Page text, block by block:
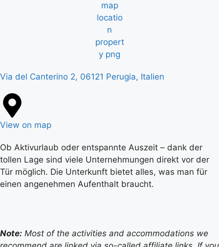
Via del Canterino 2, 06121 Perugia, Italien
View on map
Ob Aktivurlaub oder entspannte Auszeit – dank der
tollen Lage sind viele Unternehmungen direkt vor der
Tür möglich. Die Unterkunft bietet alles, was man für
einen angenehmen Aufenthalt braucht.
Note: Most of the activities and accommodations we